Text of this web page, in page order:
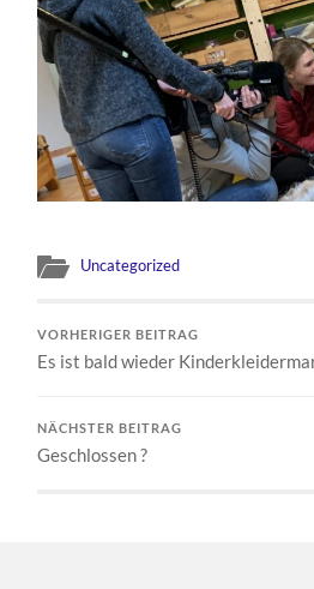
Uncategorized
VORHERIGER BEITRAG
Es ist bald wieder
NÄCHSTER BEITRAG
Geschlossen ?